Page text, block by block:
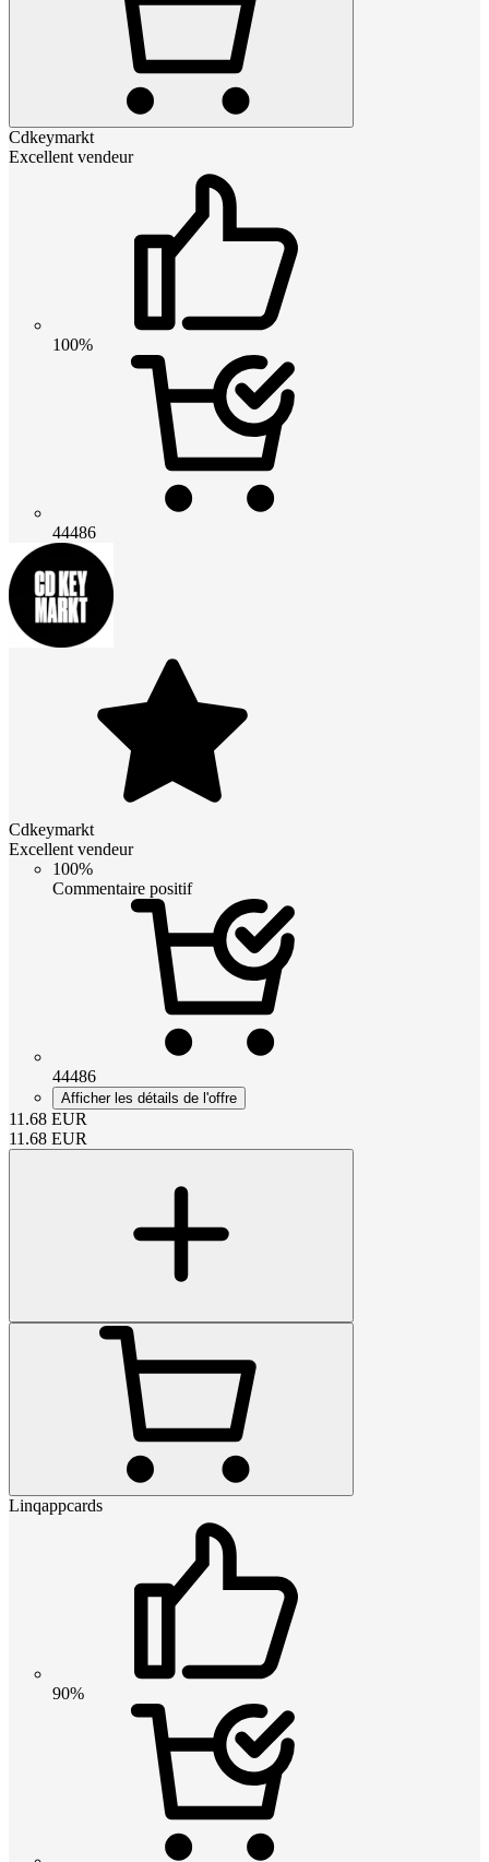
Cdkeymarkt
Excellent vendeur
100%
44486
Cdkeymarkt
Excellent vendeur
100%
Commentaire positif
44486
Afficher les détails de l'offre
11.68 EUR
11.68 EUR
Linqappcards
90%